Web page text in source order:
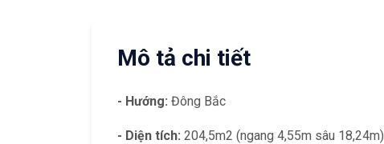
Mô tả chi tiết
- Hướng: Đông Bắc
- Diện tích: 204,5m2 (ngang 4,55m sâu 18,24m)